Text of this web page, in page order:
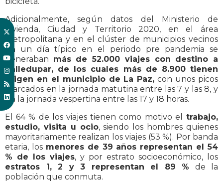
Adicionalmente, según datos del Ministerio de
Vivienda, Ciudad y Territorio 2020, en el área
metropolitana y en el clúster de municipios vecinos
en un día típico en el periodo pre pandemia se
generaban más de 52.000 viajes con destino a
Valledupar, de los cuales más de 8.900 tienen
origen en el municipio de La Paz, con unos picos
marcados en la jornada matutina entre las 7 y las 8, y
en la jornada vespertina entre las 17 y 18 horas.
El 64 % de los viajes tienen como motivo el
trabajo,
estudio, visita u ocio, siendo los hombres quienes
mayoritariamente realizan los viajes (53 %). Por banda
etaria, los menores de 39 años representan el 54
% de los viajes, y por estrato socioeconómico, los
estratos 1, 2 y 3 representan el 89 % de la
población que conmuta.